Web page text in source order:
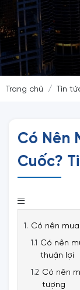
Trang chủ Tin
Có Nên
Cuốc?
Có nên
Có nên
thuận lợi
Có nên
tượng